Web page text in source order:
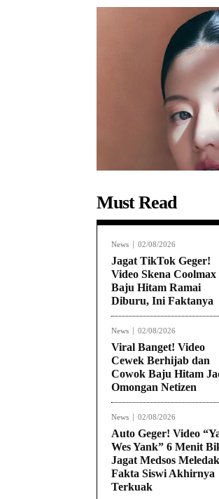
Must Read
News 02/08/2026
Jagat TikTok Geger!
Video Skena Coolmax
Baju Hitam Ramai
Diburu, Ini Faktanya
News 02/08/2026
Viral Banget! Video
Cewek Berhijab dan
Cowok Baju Hitam
Omongan Netizen
News 02/08/2026
Auto Geger! Video
Wes Yank” 6 Menit
Jagat Medsos
Fakta Siswi Akhirnya
Terkuak